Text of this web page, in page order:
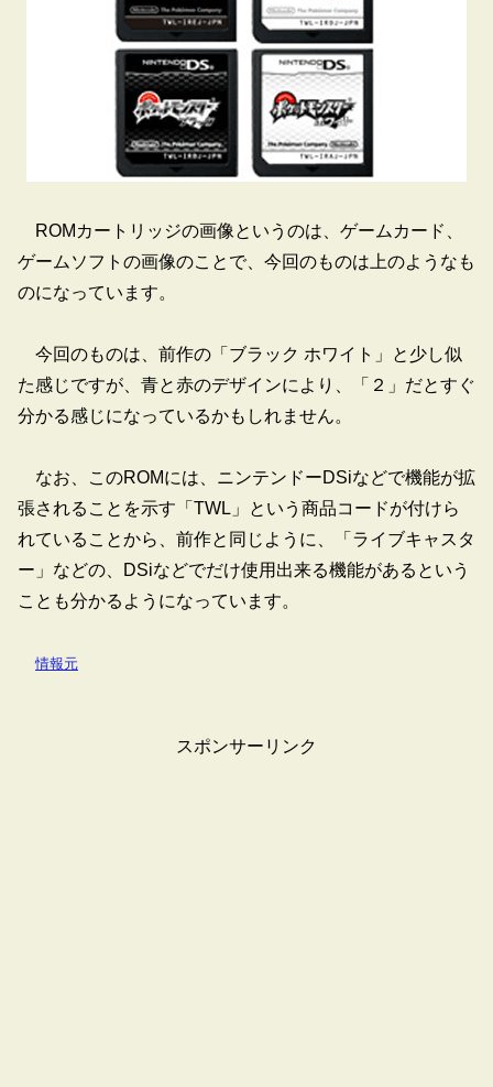
ROMカートリッジの画像というのは、ゲームカード、
ゲームソフトの画像のことで、今回のものは上のようなも
のになっています。
今回のものは、前作の「ブラック ホワイト」と少し似
た感じですが、青と赤のデザインにより、「２」だとすぐ
分かる感じになっているかもしれません。
なお、このROMには、ニンテンドーDSiなどで機能が拡
張されることを示す「TWL」という商品コードが付けら
れていることから、前作と同じように、「ライブキャスタ
ー」などの、DSiなどでだけ使用出来る機能があるという
ことも分かるようになっています。
情報元
スポンサーリンク